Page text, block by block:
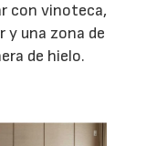
con vinoteca,
y una zona de
de hielo.